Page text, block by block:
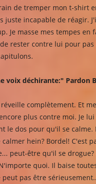
de tremper mon t-shirt
juste incapable de réagir.
Je masse mes tempes en
rester contre lui pour
voix déchirante:" Pardon
complètement. Et
plus contre moi. Je lui
le dos pour qu'il se calme.
hein? Bordel! C'est
peut-être qu'il se
quoi. Il baise
pas être